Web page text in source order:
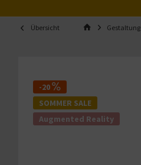
Übersicht Gestaltung
-20
SOMMER SALE
Augmented Reality